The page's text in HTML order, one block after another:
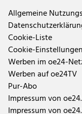
Allgemeine
Cookie-Liste
Cookie-
Werben im oe24-
Werben auf oe24TV
Pur-Abo
Impressum von
Impressum von